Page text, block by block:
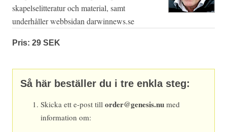
skapelselitteratur och material, samt
underhåller webbsidan darwinnews.se
Pris: 29 SEK
Så här beställer du i tre enkla steg:
Skicka ett e-post tillorder@genesis.nu med
information om: